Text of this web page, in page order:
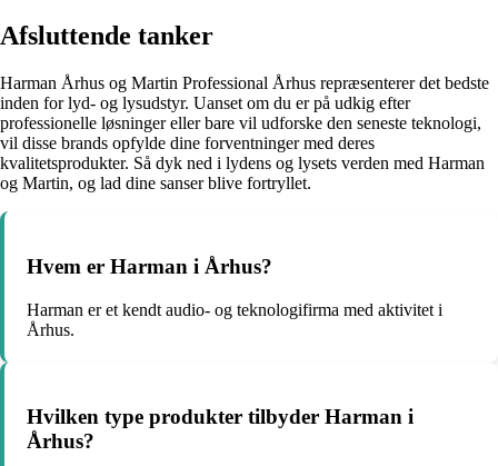
Afsluttende tanker
Harman Århus og Martin Professional Århus repræsenterer det bedste
inden for lyd- og lysudstyr. Uanset om du er på udkig efter
professionelle løsninger eller bare vil udforske den seneste teknologi,
vil disse brands opfylde dine forventninger med deres
kvalitetsprodukter. Så dyk ned i lydens og lysets verden med Harman
og Martin, og lad dine sanser blive fortryllet.
Hvem er Harman i Århus?
Harman er et kendt audio- og teknologifirma med aktivitet i
Århus.
Hvilken type produkter tilbyder Harman i
Århus?